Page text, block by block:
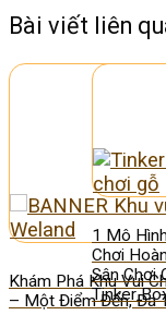
Bài viết liên
Khám Phá Khu Vui
– Một Điểm Đến, Đa
1 Mô
Chơi
Sân Chơi
Tinker